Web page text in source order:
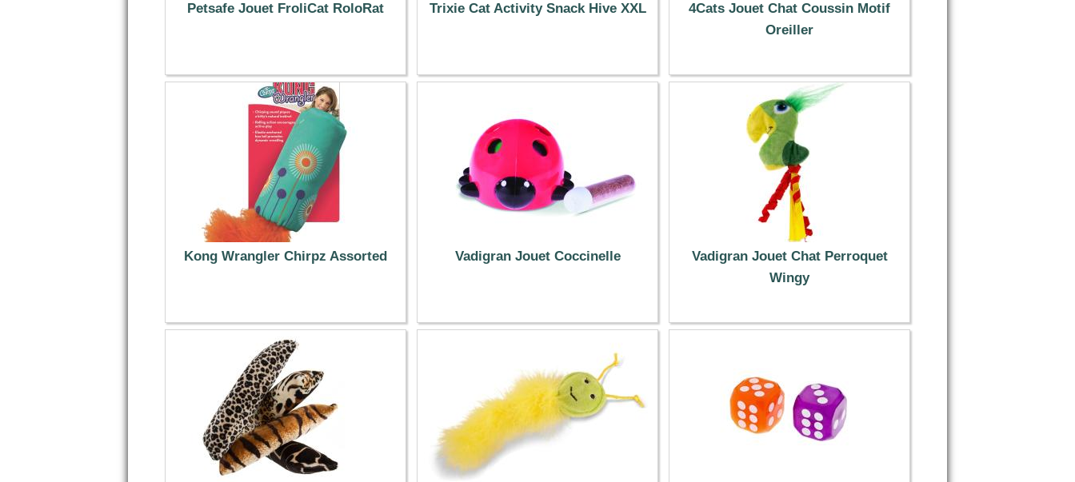
Petsafe Jouet FroliCat RoloRat
21.99 €
Trixie Cat Activity Snack Hive XXL
19.99 €
4Cats Jouet Chat Coussin Motif
Oreiller
4.30 €
Kong Wrangler Chirpz Assorted
6.49 €
Vadigran Jouet Coccinelle
2.99 €
Vadigran Jouet Chat Perroquet
Wingy
2.99 €